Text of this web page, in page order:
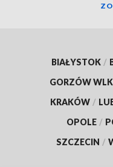
BIAŁYSTOK /
GORZÓW
KRAKÓW /
OPOLE /
SZCZECIN /